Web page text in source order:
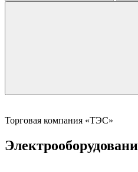
Торговая компания «ТЭС»